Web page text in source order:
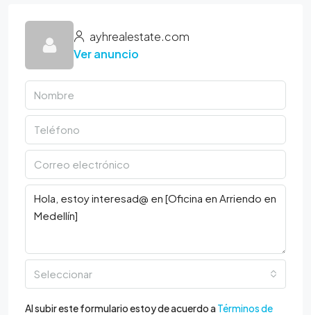
ayhrealestate.com
Ver anuncio
Seleccionar
Al subir este formulario estoy de acuerdo a Términos de